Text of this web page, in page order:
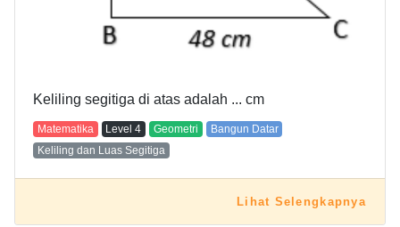
Keliling segitiga di atas adalah ... cm
Matematika Level 4 Geometri
Bangun Datar
Keliling dan Luas Segitiga
Lihat Selengkapnya